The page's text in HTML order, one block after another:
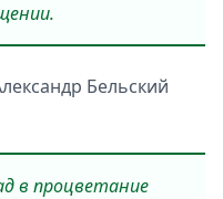
Бельский
в процветание